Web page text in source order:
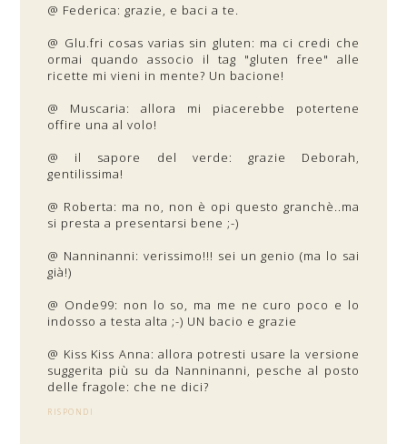
@ Federica: grazie, e baci a te.
@ Glu.fri cosas varias sin gluten: ma ci credi che
ormai quando associo il tag "gluten free" alle
ricette mi vieni in mente? Un bacione!
@ Muscaria: allora mi piacerebbe potertene
offire una al volo!
@ il sapore del verde: grazie Deborah,
gentilissima!
@ Roberta: ma no, non è opi questo granchè..ma
si presta a presentarsi bene ;-)
@ Nanninanni: verissimo!!! sei un genio (ma lo sai
già!)
@ Onde99: non lo so, ma me ne curo poco e lo
indosso a testa alta ;-) UN bacio e grazie
@ Kiss Kiss Anna: allora potresti usare la versione
suggerita più su da Nanninanni, pesche al posto
delle fragole: che ne dici?
RISPONDI